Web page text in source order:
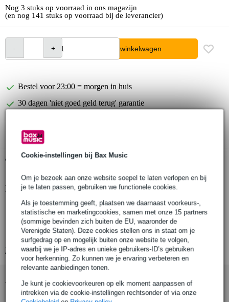
Cookie-instellingen bij Bax Music
Om je bezoek aan onze website soepel te laten verlopen en bij
je te laten passen, gebruiken we functionele cookies.
Als je toestemming geeft, plaatsen we daarnaast voorkeurs-,
statistische en marketingcookies, samen met onze 15 partners
(sommige bevinden zich buiten de EU, waaronder de
Verenigde Staten). Deze cookies stellen ons in staat om je
surfgedrag op en mogelijk buiten onze website te volgen,
waarbij we je IP-adres en unieke gebruikers-ID’s gebruiken
voor herkenning. Zo kunnen we je ervaring verbeteren en
relevante aanbiedingen tonen.
Je kunt je cookievoorkeuren op elk moment aanpassen of
intrekken via de cookie-instellingen rechtsonder of via onze
Nog 3 stuks op voorraad in ons magazijn
(en nog 141 stuks op voorraad bij de leverancier)
In winkelwagen
Bestel voor 23:00 = morgen in huis
30 dagen 'niet goed geld terug' garantie
Gratis ophalen in de winkel
Productinformatie
USB-kabel CCGB60630BK20
USB technologie: USB 2.0
2A voor snelladen en data sync
Bekijk alle productspecificaties
Accessoires (16)